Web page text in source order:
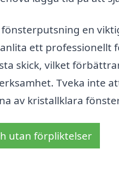
en
ett professionellt
skick, vilket
Tveka inte
av kristallklara
utan förpliktelser